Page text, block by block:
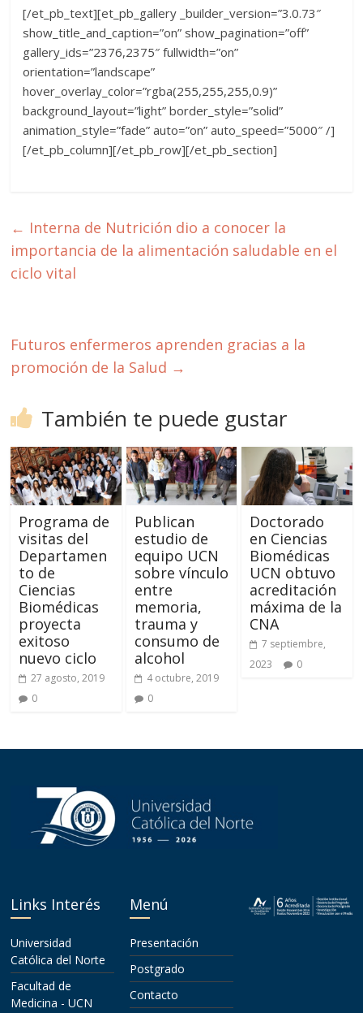
[/et_pb_text][et_pb_gallery _builder_version=”3.0.73″
show_title_and_caption=”on” show_pagination=”off”
gallery_ids=”2376,2375″ fullwidth=”on”
orientation=”landscape”
hover_overlay_color=”rgba(255,255,255,0.9)”
background_layout=”light” border_style=”solid”
animation_style=”fade” auto=”on” auto_speed=”5000″ /]
[/et_pb_column][/et_pb_row][/et_pb_section]
← Interna de Nutrición dio a conocer la
importancia de la alimentación saludable en el
ciclo vital
Futuros enfermeros aprenden gracias a la
promoción de la Salud →
También te puede gustar
Programa de
visitas del
Departamen
to de
Ciencias
Biomédicas
proyecta
exitoso
nuevo ciclo
27 agosto, 2019
0
Publican
estudio de
equipo UCN
sobre vínculo
entre
memoria,
trauma y
consumo de
alcohol
4 octubre, 2019
0
Doctorado
en Ciencias
Biomédicas
UCN obtuvo
acreditación
máxima de la
CNA
7 septiembre,
2023
0
Links Interés
Universidad
Católica del Norte
Facultad de
Medicina - UCN
Menú
Presentación
Postgrado
Contacto